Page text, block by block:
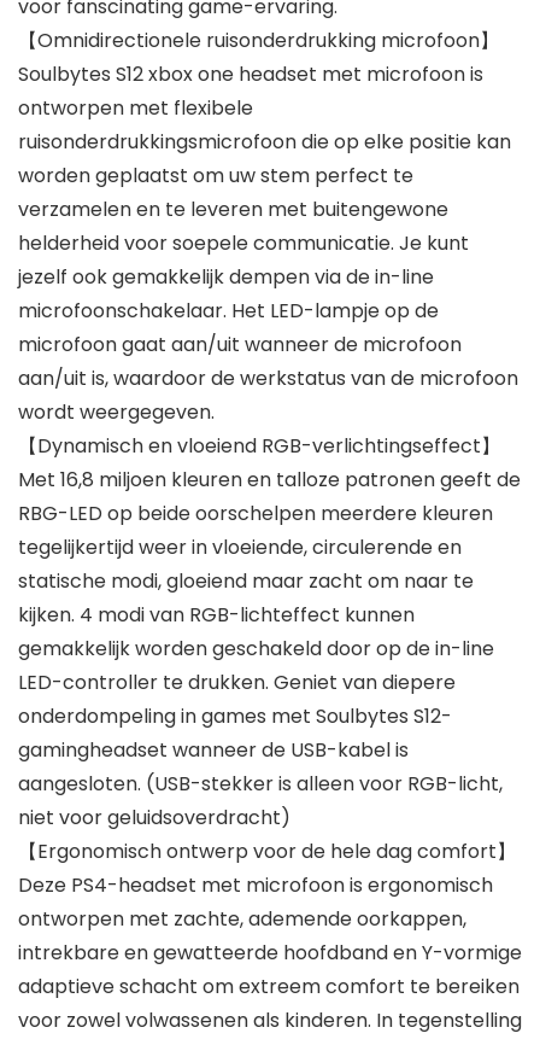
voor fanscinating game-ervaring.
【Omnidirectionele ruisonderdrukking microfoon】
Soulbytes S12 xbox one headset met microfoon is
ontworpen met flexibele
ruisonderdrukkingsmicrofoon die op elke positie kan
worden geplaatst om uw stem perfect te
verzamelen en te leveren met buitengewone
helderheid voor soepele communicatie. Je kunt
jezelf ook gemakkelijk dempen via de in-line
microfoonschakelaar. Het LED-lampje op de
microfoon gaat aan/uit wanneer de microfoon
aan/uit is, waardoor de werkstatus van de microfoon
wordt weergegeven.
【Dynamisch en vloeiend RGB-verlichtingseffect】
Met 16,8 miljoen kleuren en talloze patronen geeft de
RBG-LED op beide oorschelpen meerdere kleuren
tegelijkertijd weer in vloeiende, circulerende en
statische modi, gloeiend maar zacht om naar te
kijken. 4 modi van RGB-lichteffect kunnen
gemakkelijk worden geschakeld door op de in-line
LED-controller te drukken. Geniet van diepere
onderdompeling in games met Soulbytes S12-
gamingheadset wanneer de USB-kabel is
aangesloten. (USB-stekker is alleen voor RGB-licht,
niet voor geluidsoverdracht)
【Ergonomisch ontwerp voor de hele dag comfort】
Deze PS4-headset met microfoon is ergonomisch
ontworpen met zachte, ademende oorkappen,
intrekbare en gewatteerde hoofdband en Y-vormige
adaptieve schacht om extreem comfort te bereiken
voor zowel volwassenen als kinderen. In tegenstelling